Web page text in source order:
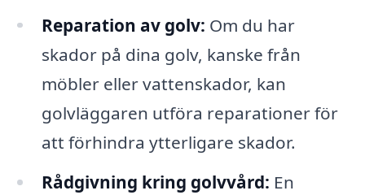
Reparation av golv: Om du har
skador på dina golv, kanske från
möbler eller vattenskador, kan
golvläggaren utföra reparationer för
att förhindra ytterligare skador.
Rådgivning kring golvvård: En